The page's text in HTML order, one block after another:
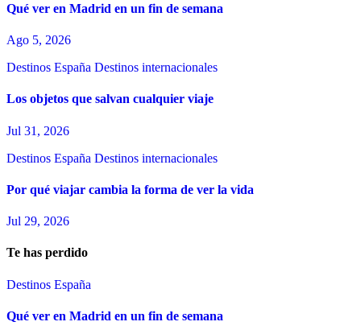
Qué ver en Madrid en un fin de semana
Ago 5, 2026
Destinos España Destinos internacionales
Los objetos que salvan cualquier viaje
Jul 31, 2026
Destinos España Destinos internacionales
Por qué viajar cambia la forma de ver la vida
Jul 29, 2026
Te has perdido
Destinos España
Qué ver en Madrid en un fin de semana